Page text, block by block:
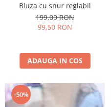
Bluza cu snur reglabil
199,00 RON
99,50 RON
ADAUGA IN COS
-50%